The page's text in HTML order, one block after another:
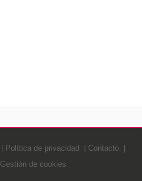
Política de privacidad
Contacto
Gestión de cookies